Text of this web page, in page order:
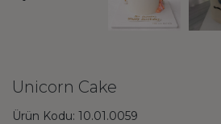
Unicorn Cake
Ürün Kodu: 10.01.0059